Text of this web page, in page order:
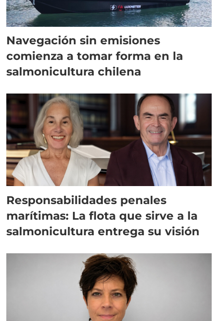
Navegación sin emisiones
comienza a tomar forma en la
salmonicultura chilena
Responsabilidades penales
marítimas: La flota que sirve a la
salmonicultura entrega su visión